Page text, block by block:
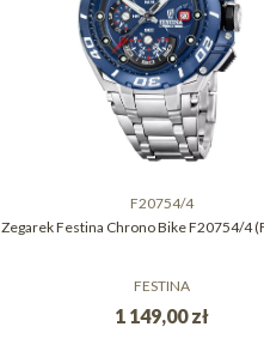
F20754/4
Zegarek Festina Chrono Bike F20754/4
FESTINA
1 149,00 zł